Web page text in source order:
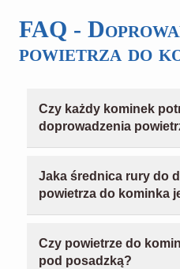
FAQ -
powietrza do
Czy każdy kominek
doprowadzenia
osobny dopływ
szczelnych domach to
Jaka średnica rury do
powietrza do kominka
albo 150 mm. Dokładny
z wymagań
Czy powietrze do
pod posadzką?